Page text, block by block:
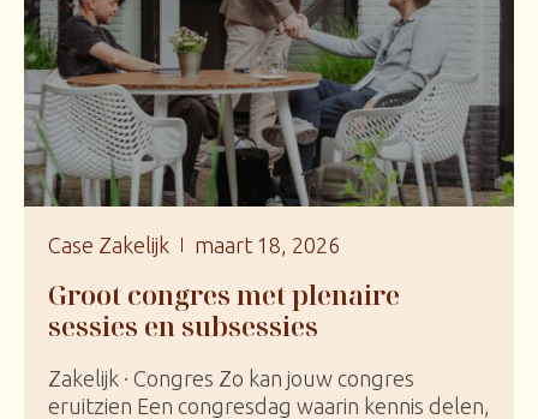
Case Zakelijk maart 18, 2026
Groot congres met plenaire
sessies en subsessies
Zakelijk · Congres Zo kan jouw congres
eruitzien Een congresdag waarin kennis delen,